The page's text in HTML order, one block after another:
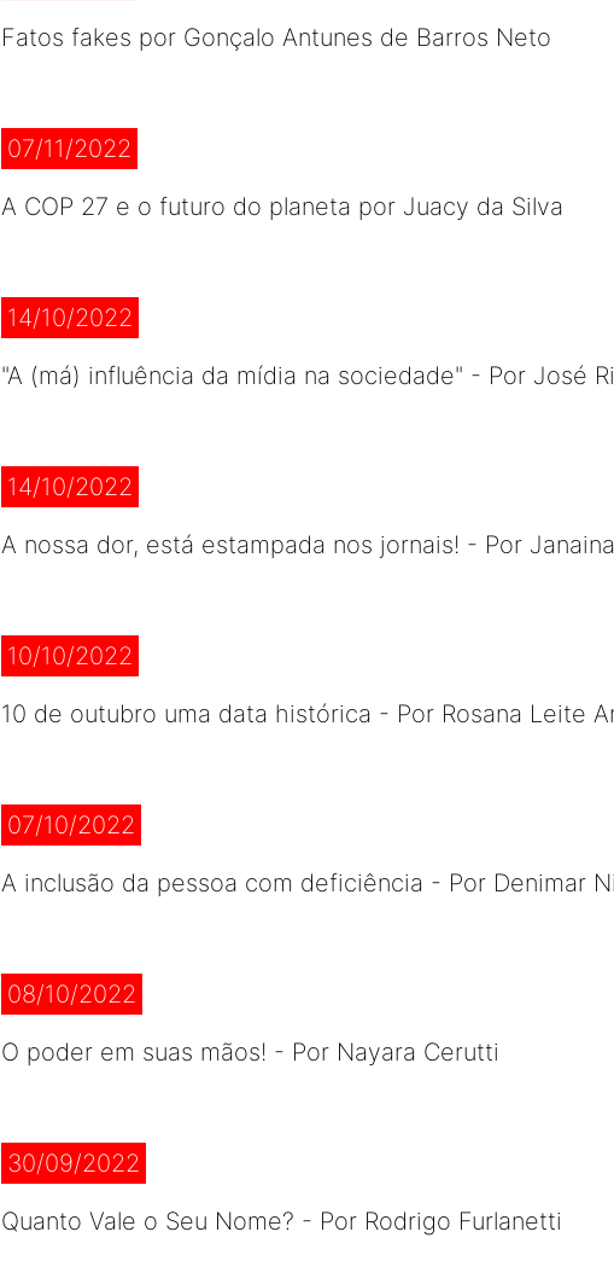
Fatos fakes por Gonçalo Antunes de Barros Neto
07/11/2022
A COP 27 e o futuro do planeta por Juacy da Silva
14/10/2022
"A (má) influência da mídia na sociedade" - Por José
14/10/2022
A nossa dor, está estampada nos jornais! - Por
10/10/2022
10 de outubro uma data histórica - Por Rosana Leite
07/10/2022
A inclusão da pessoa com deficiência - Por Denimar
08/10/2022
O poder em suas mãos! - Por Nayara Cerutti
30/09/2022
Quanto Vale o Seu Nome? - Por Rodrigo Furlanetti